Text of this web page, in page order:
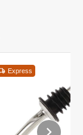
Express